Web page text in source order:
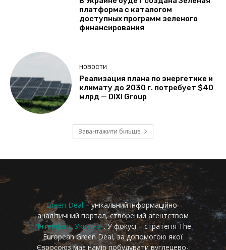
Green Deal – унікальний інформаційно-
аналітичний портал, створений агентством
"Інтерфакс-Україна". У фокусі – стратегія The
European Green Deal, за допомогою якої
Євросоюз має намір побудувати вуглецево-